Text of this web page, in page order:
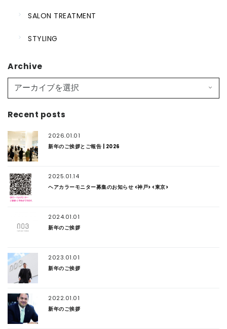
SALON TREATMENT
STYLING
Archive
Recent posts
2026.01.01
新年のご挨拶とご報告 | 2026
2025.01.14
ヘアカラーモニター募集のお知らせ <神戸> <東京>
2024.01.01
新年のご挨拶
2023.01.01
新年のご挨拶
2022.01.01
新年のご挨拶